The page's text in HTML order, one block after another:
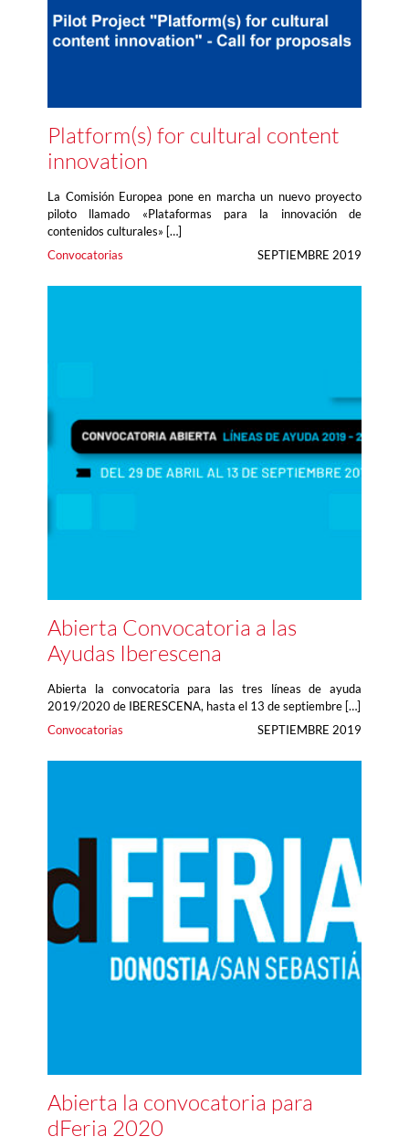
Platform(s) for cultural content
innovation
La Comisión Europea pone en marcha un nuevo proyecto
piloto llamado «Plataformas para la innovación de
contenidos culturales» […]
Convocatorias
SEPTIEMBRE 2019
Abierta Convocatoria a las
Ayudas Iberescena
Abierta la convocatoria para las tres líneas de ayuda
2019/2020 de IBERESCENA, hasta el 13 de septiembre […]
Convocatorias
SEPTIEMBRE 2019
Abierta la convocatoria para
dFeria 2020